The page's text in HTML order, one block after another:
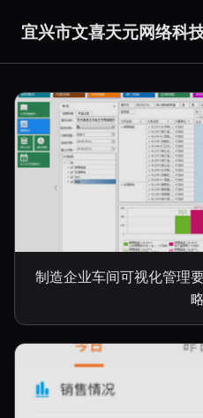
宜兴市文喜天元网络科
制造企业车间可视化管理
略